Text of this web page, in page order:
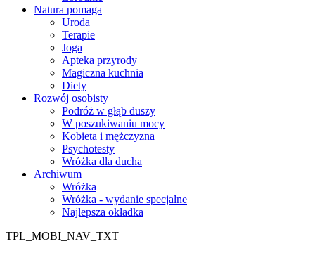
Natura pomaga
Uroda
Terapie
Joga
Apteka przyrody
Magiczna kuchnia
Diety
Rozwój osobisty
Podróż w głąb duszy
W poszukiwaniu mocy
Kobieta i mężczyzna
Psychotesty
Wróżka dla ducha
Archiwum
Wróżka
Wróżka - wydanie specjalne
Najlepsza okładka
TPL_MOBI_NAV_TXT